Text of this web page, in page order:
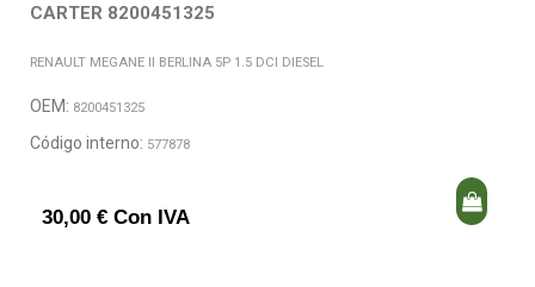
CARTER 8200451325
RENAULT MEGANE II BERLINA 5P 1.5 DCI DIESEL
OEM: 8200451325
Código interno: 577878
30,00 € Con IVA